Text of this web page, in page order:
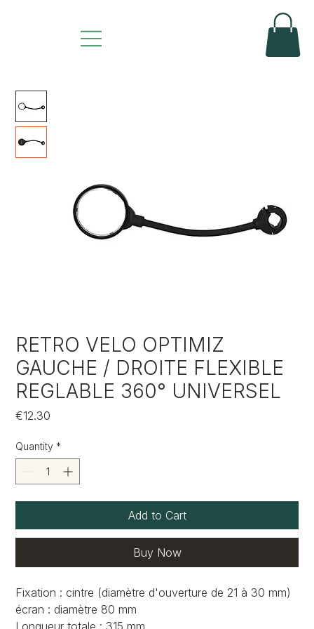
RETRO VELO OPTIMIZ
GAUCHE / DROITE FLEXIBLE
REGLABLE 360° UNIVERSEL
€12.30
Quantity *
Add to Cart
Buy Now
Fixation : cintre (diamètre d'ouverture de 21 à 30 mm)
écran : diamètre 80 mm
Longueur totale : 315 mm